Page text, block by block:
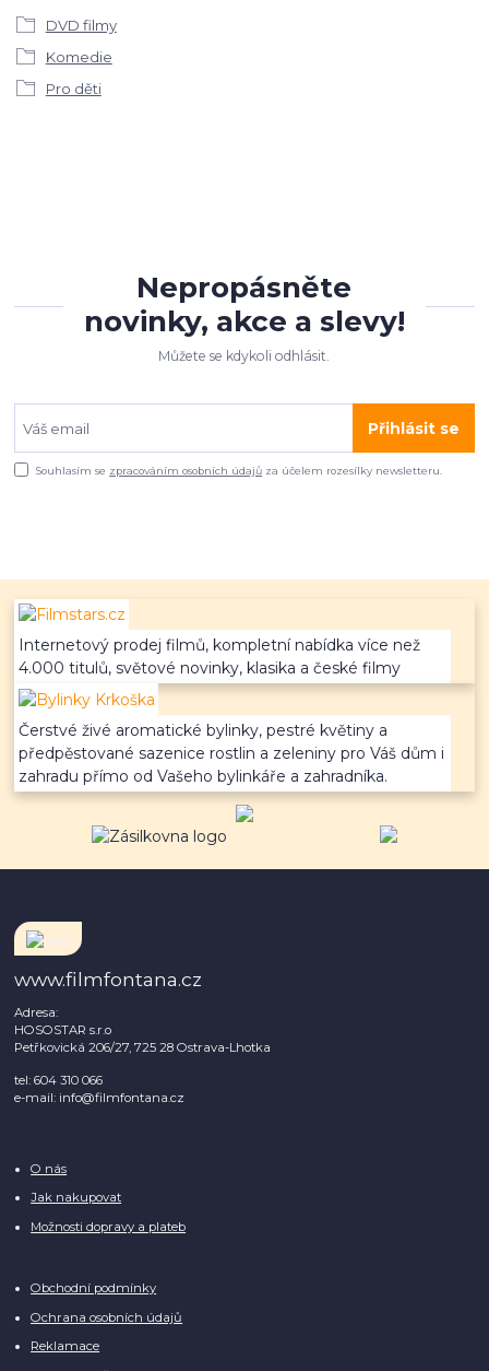
DVD filmy
Komedie
Pro děti
Nepropásněte
novinky, akce a slevy!
Můžete se kdykoli odhlásit.
Přihlásit se
Souhlasím se zpracováním osobních údajů za účelem rozesílky newsletteru.
Internetový prodej filmů, kompletní nabídka více než
4.000 titulů, světové novinky, klasika a české filmy
Čerstvé živé aromatické bylinky, pestré květiny a
předpěstované sazenice rostlin a zeleniny pro Váš dům i
zahradu přímo od Vašeho bylinkáře a zahradníka.
www.filmfontana.cz
Adresa:
HOSOSTAR s.r.o
Petřkovická 206/27, 725 28 Ostrava-Lhotka
tel: 604 310 066
e-mail: info@filmfontana.cz
O nás
Jak nakupovat
Možnosti dopravy a plateb
Obchodní podmínky
Ochrana osobních údajů
Reklamace